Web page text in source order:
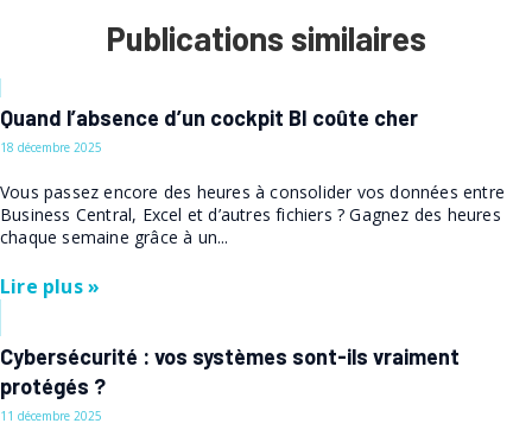
Publications similaires
Quand l’absence d’un cockpit BI coûte cher
18 décembre 2025
Vous passez encore des heures à consolider vos données entre
Business Central, Excel et d’autres fichiers ? Gagnez des heures
chaque semaine grâce à un...
Lire plus »
Cybersécurité : vos systèmes sont-ils vraiment
protégés ?
11 décembre 2025